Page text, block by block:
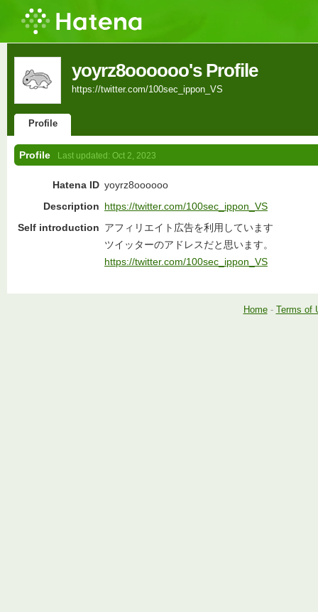
yoyrz8oooooo's Profile
https://twitter.com/100sec_ippon_VS
Profile
Profile Last updated: Oct 2, 2023
Hatena ID yoyrz8oooooo
Description https://twitter.com/100sec_ippon_VS
Self introduction アフィリエイト広告を利用しています
ツイッターのアドレスだと思います。
https://twitter.com/100sec_ippon_VS
Home- Terms of